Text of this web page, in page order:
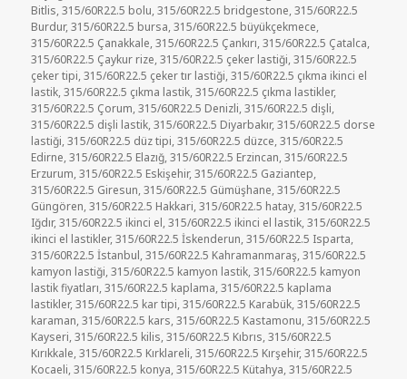
Bitlis ,315/60R22.5 bolu ,315/60R22.5 bridgestone ,315/60R22.5
Burdur,315/60R22.5 bursa ,315/60R22.5 büyükçekmece
315/60R22.5 Çanakkale ,315/60R22.5 Çankırı ,315/60R22.5 Çatalca
315/60R22.5 Çaykur rize ,315/60R22.5 çeker lastiği ,315/60R22.5
çeker tipi ,315/60R22.5 çeker tır lastiği ,315/60R22.5 çıkma ikinci el
lastik ,315/60R22.5 çıkma lastik ,315/60R22.5 çıkma lastikler,
315/60R22.5 Çorum ,315/60R22.5 Denizli ,315/60R22.5 dişli
315/60R22.5 dişli lastik ,315/60R22.5 Diyarbakır,315/60R22.5 dorse
lastiği ,315/60R22.5 düz tipi ,315/60R22.5 düzce ,315/60R22.5
Edirne ,315/60R22.5 Elazığ ,315/60R22.5 Erzincan ,315/60R22.5
Erzurum ,315/60R22.5 Eskişehir,315/60R22.5 Gaziantep
315/60R22.5 Giresun ,315/60R22.5 Gümüşhane ,315/60R22.5
Güngören ,315/60R22.5 Hakkari ,315/60R22.5 hatay ,315/60R22.5
Iğdır,315/60R22.5 ikinci el ,315/60R22.5 ikinci el lastik ,315/60R22.5
ikinci el lastikler,315/60R22.5 İskenderun ,315/60R22.5 Isparta
315/60R22.5 İstanbul ,315/60R22.5 Kahramanmaraş ,315/60R22.5
kamyon lastiği ,315/60R22.5 kamyon lastik ,315/60R22.5 kamyon
lastik fiyatları ,315/60R22.5 kaplama ,315/60R22.5 kaplama
lastikler,315/60R22.5 kar tipi ,315/60R22.5 Karabük ,315/60R22.5
karaman ,315/60R22.5 kars ,315/60R22.5 Kastamonu ,315/60R22.5
Kayseri ,315/60R22.5 kilis ,315/60R22.5 Kıbrıs ,315/60R22.5
Kırıkkale ,315/60R22.5 Kırklareli ,315/60R22.5 Kırşehir,315/60R22.5
Kocaeli ,315/60R22.5 konya ,315/60R22.5 Kütahya ,315/60R22.5